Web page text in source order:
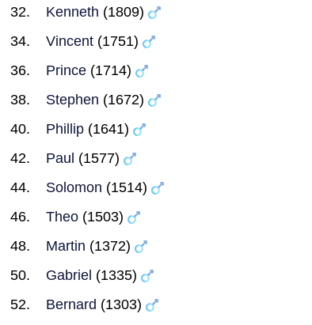
Kenneth (1809)
Vincent(1751)
Prince(1714)
Stephen (1672)
Phillip(1641)
Paul (1577)
Solomon (1514)
Theo(1503)
Martin (1372)
Gabriel (1335)
Bernard (1303)